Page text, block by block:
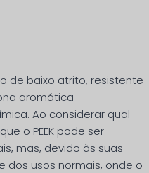
de baixo atrito, resistente
aromática
Ao considerar qual
o PEEK pode ser
mas, devido às suas
dos usos normais, onde o